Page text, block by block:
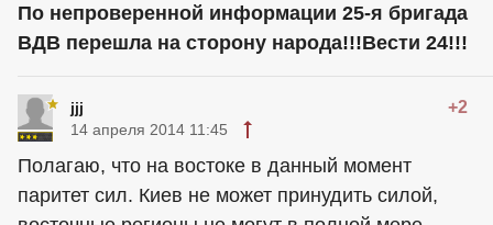
По непроверенной информации 25-я бригада
ВДВ перешла на сторону народа!!!Вести 24!!!
jjj +2
14 апреля 2014 11:45
Полагаю, что на востоке в данный момент
паритет сил. Киев не может принудить силой,